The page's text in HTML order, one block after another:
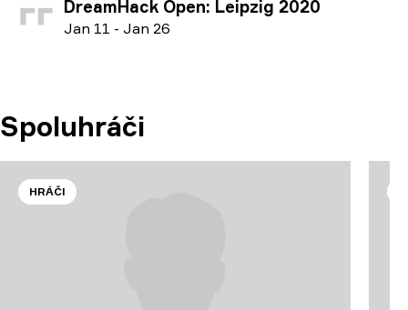
DreamHack Open: Leipzig 2020
Jan 11 - Jan 26
Spoluhráči
HRÁČI